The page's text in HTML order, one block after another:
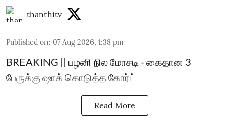
thanthitv
Published on: 07 Aug 2026, 1:38 pm
BREAKING || பழனி நில மோசடி - கைதான 3
பேருக்கு ஷாக் கொடுத்த கோர்ட்
Read More